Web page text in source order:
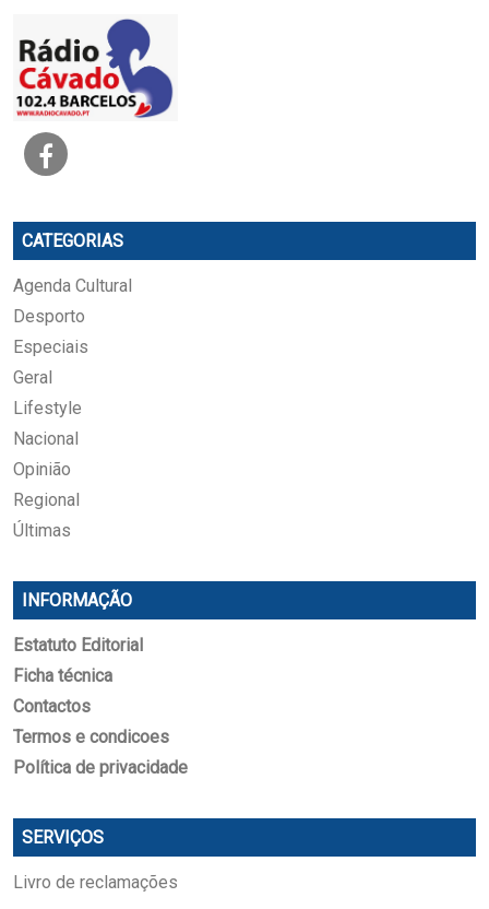
CATEGORIAS
Agenda Cultural
Desporto
Especiais
Geral
Lifestyle
Nacional
Opinião
Regional
Últimas
INFORMAÇÃO
Estatuto Editorial
Ficha técnica
Contactos
Termos e condicoes
Política de privacidade
SERVIÇOS
Livro de reclamações